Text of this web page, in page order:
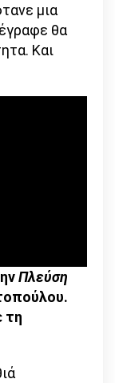
μια
θα
Και
Πλεύση
τη